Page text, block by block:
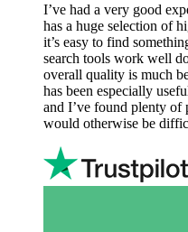
I’ve had a very good
has a huge selection of
it’s easy to find
search tools work well
overall quality is much
has been especially
and I’ve found plenty of
would otherwise be